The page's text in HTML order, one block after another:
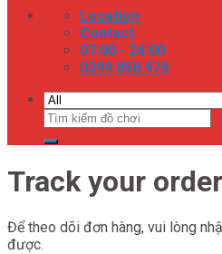
Location
Contact
07:00 - 24:00
0399 858 979
Tìm
kiếm:
Track your order
Để theo dõi đơn hàng, vui lòng
được.